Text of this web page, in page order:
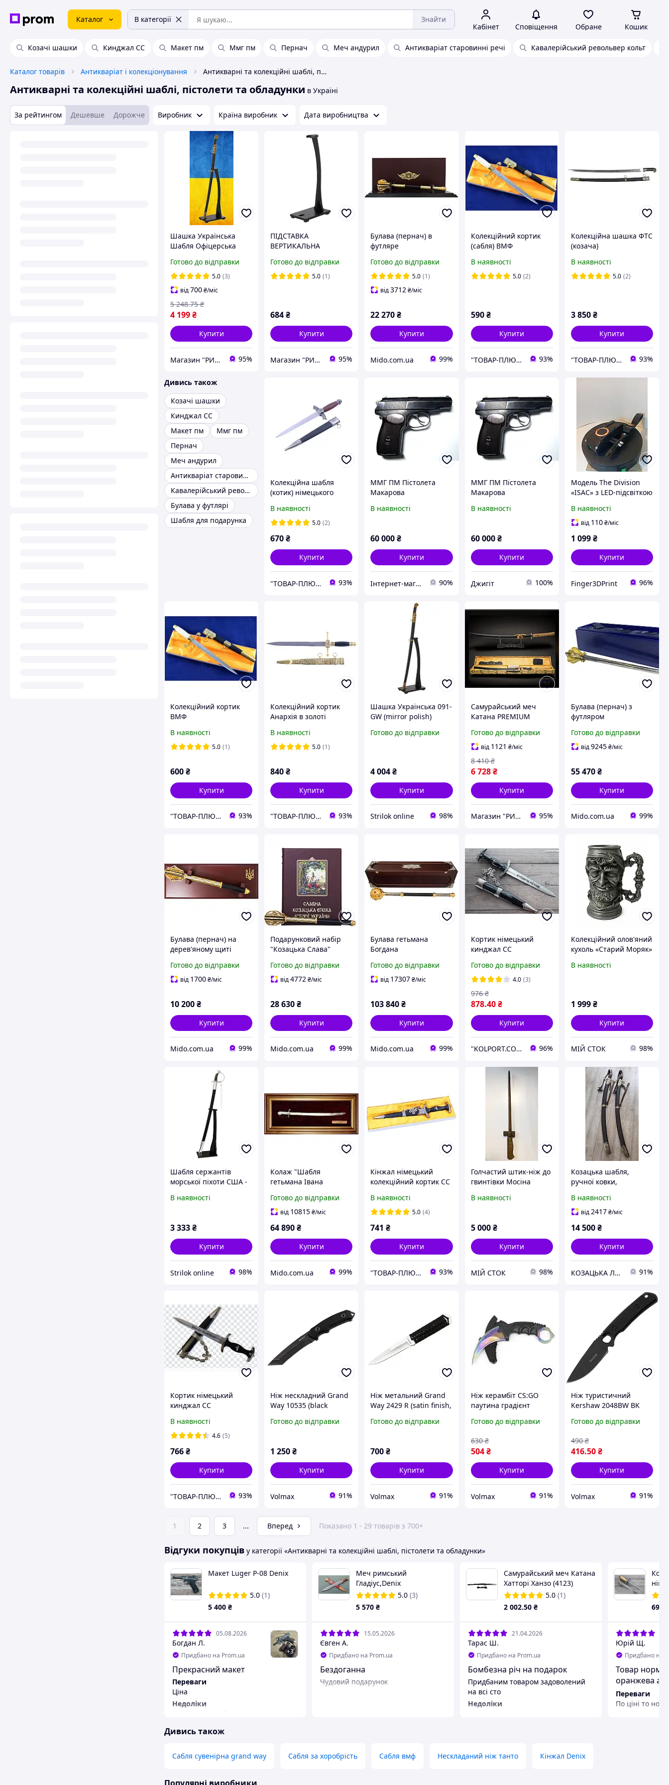
Каталог В категорії Знайти
Кабінет Сповіщення Обране Кошик
Козачі шашки Кинджал СС Макет пм Ммг пм Пернач Меч андурил Антикваріат старовинні речі Кавалерійський револьвер кольт
Каталог товарів Антикваріат і колекціонування Антикварні та колекційні шаблі, пістолети та обладунки
Антикварні та колекційні шаблі, пістолети та обладунки в Україні
За рейтингом Дешевше Дорожче Виробник Країна виробник Дата виробництва
Шашка Українська
Шабля Офіцерська
Готово до відправки
5.0 (3)
від700₴/міс
4 199₴
5 248.75 ₴
Купити
Магазин "РИБОЛОВКА" 95%
ПІДСТАВКА
ВЕРТИКАЛЬНА
Готово до відправки
5.0 (1)
684₴
Купити
Магазин "РИБОЛОВКА" 95%
Булава (пернач) в
футляре
Готово до відправки
5.0 (1)
від3712₴/міс
22 270₴
Купити
Mido.com.ua 99%
Колекційний кортик
(сабля) ВМФ
В наявності
5.0 (2)
590 ₴
Купити
"ТОВАР-ПЛЮС" 93%
Колекційна шашка ФТС
(козача)
В наявності
5.0 (2)
3 850₴
Купити
"ТОВАР-ПЛЮС" 93%
Дивись також
Козачі шашки
Кинджал СС
Макет пм
Ммг пм
Пернач
Меч андурил
Антикваріат старовинні речі
Кавалерійський револьвер кольт
Булава у футлярі
Шабля для подарунка
Колекційна шабля
(котик) німецького
В наявності
5.0 (2)
670₴
Купити
"ТОВАР-ПЛЮС" 93%
ММГ ПМ Пістолета
Макарова
макет)
В наявності
60 000₴
Купити
Інтернет-магазин "Капрал" 90%
ММГ ПМ Пістолета
Макарова
макет)
В наявності
60 000 ₴
Купити
Джигіт 100%
Модель The Division
«ISAC» з LED-підсвіткою
колекційний девайс
(фанатський декор)
В наявності
від 110₴/міс
1 099₴
Купити
Finger3DPrint 96%
Колекційний кортик
ВМФ
В наявності
5.0 (1)
600₴
Купити
"ТОВАР-ПЛЮС" 93%
Колекційний кортик
Анархія в золоті
В наявності
5.0 (1)
840₴
Купити
"ТОВАР-ПЛЮС" 93%
Шашка Українська 091-
GW (mirror polish)
Готово до відправки
4 004₴
Купити
Strilok online 98%
Самурайський меч
Катана PREMIUM
підставці в
подарунковому кейсі
Готово до відправки
від 1121 ₴/міс
6 728 ₴
8 410 ₴
Купити
Магазин "РИБОЛОВКА" 95%
Булава (пернач) з
футляром
Готово до відправки
від9245₴/міс
55 470₴
Купити
Mido.com.ua 99%
Булава (пернач) на
дерев'яному щиті
Готово до відправки
від 1700₴/міс
10 200₴
Купити
Mido.com.ua 99%
Подарунковий набір
"Козацька Слава"
Готово до відправки
від4772₴/міс
28 630₴
Купити
Mido.com.ua 99%
Булава гетьмана
Богдана
подарунковому футлярі
Готово до відправки
від 17307₴/міс
103 840₴
Купити
Mido.com.ua 99%
Кортик німецький
кинджал СС
розбірний із підвісом
ланцюг
Готово до відправки
4.0 (3)
878.40 ₴
976 ₴
Купити
"KOLPORT.COM" - Интернет-магазин полезных и качественных товаров! 96%
Колекційний олов'яний
кухоль «Старий Моряк»
роки
В наявності
1 999₴
Купити
МІЙ СТОК 98%
Шабля сержантів
морської піхоти США -
срібло)
В наявності
3 333₴
Купити
Strilok online 98%
Колаж "Шабля
гетьмана Івана
Готово до відправки
від 10815₴/міс
64 890₴
Купити
Mido.com.ua 99%
Кінжал німецький
колекційний кортик СС
розбірний із підвісом
ланцюг
В наявності
5.0 (4)
741 ₴
Купити
"ТОВАР-ПЛЮС" 93%
Голчастий штик-ніж до
гвинтівки Мосіна
В наявності
5 000 ₴
Купити
МІЙ СТОК 98%
Козацька шабля,
ручної ковки,
В наявності
від2417₴/міс
14 500₴
Купити
КОЗАЦЬКА ЛЕГЕНДА 91%
Кортик німецький
кинджал СС
розбірний із підвісом
ланцюг
В наявності
4.6 (5)
766₴
Купити
"ТОВАР-ПЛЮС" 93%
Ніж нескладний Grand
Way 10535 (black
cordura)
Готово до відправки
1 250₴
Купити
Volmax 91%
Ніж метальний Grand
Way 2429 R (satin finish,
Готово до відправки
700₴
Купити
Volmax 91%
Ніж керамбіт CS:GO
паутина градієнт
Готово до відправки
504 ₴
630 ₴
Купити
Volmax 91%
Ніж туристичний
Kershaw 2048BW BK
Готово до відправки
416.50₴
490 ₴
Купити
Volmax 91%
1 2 3 ... Вперед Показано 1 - 29 товарів з 700+
Відгуки покупців у категорії «Антикварні та колекційні шаблі, пістолети та обладунки»
Макет Luger P-08 Denix
5.0 (1)
5 400 ₴
05.08.2026
Богдан Л.
Придбано на Prom.ua +3
Прекрасний макет
Переваги
Ціна
Недоліки
В загальному нічого
Меч римський
Гладіус,Denix
5.0 (3)
5 570 ₴
15.05.2026
Євген А.
Придбано на Prom.ua
Бездоганна
Чудовий подарунок
Самурайський меч Катана
Хатторі Ханзо (4123)
5.0 (1)
2 002.50 ₴
21.04.2026
Тарас Ш.
Придбано на Prom.ua
Бомбезна річ на подарок
Придбаним товаром задоволений
на всі сто
Недоліки
з
698
Юрій Щ.
Придбано на
Товар норм
оранжева а в
слонова
Переваги
По ціні то
Дивись також
Сабля сувенірна grand way Сабля за хоробрість Сабля вмф Нескладаний ніж танто Кінжал Denix